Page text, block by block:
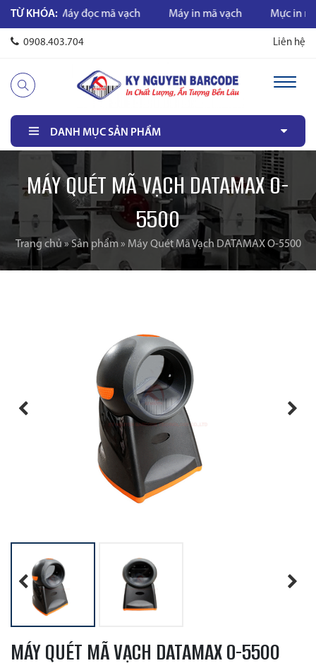
TỪ KHÓA:Máy đọc mã vạch Máy in mã vạch Mực in mã
0908.403.704 Liên hệ
DANH MỤC SẢN PHẨM
MÁY QUÉT MÃ VẠCH DATAMAX O-
5500
Trang chủ»Sản phẩm» Máy Quét Mã Vạch DATAMAX O-5500
Previous
MÁY QUÉT MÃ VẠCH DATAMAX O-5500